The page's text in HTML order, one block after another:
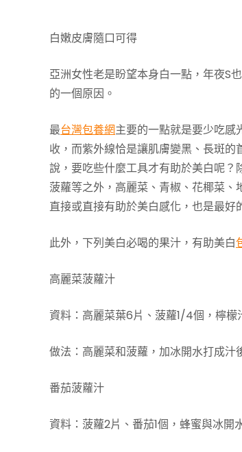
白嫩皮膚隨口可得
亞洲女性老是盼望本身白一點，年夜S
的一個原因。
最台灣包養網主要的一點就是要少吃感
收，而紫外線恰是讓肌膚變黑、長斑
說，要吃些什麼工具才有助於美白呢？
菠蘿等之外，高麗菜、青椒、花椰菜
直接或直接有助於美白感化，也是最好
此外，下列美白必喝的果汁，有助美白
高麗菜菠蘿汁
資料：高麗菜葉6片、菠蘿1/4個，檸檬
做法：高麗菜和菠蘿，加冰開水打成汁
番茄菠蘿汁
資料：菠蘿2片、番茄1個，蜂蜜與冰開